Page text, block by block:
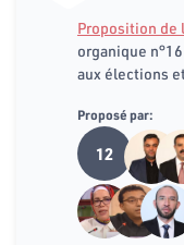
Proposition de
organique
aux élections
Proposé par:
12